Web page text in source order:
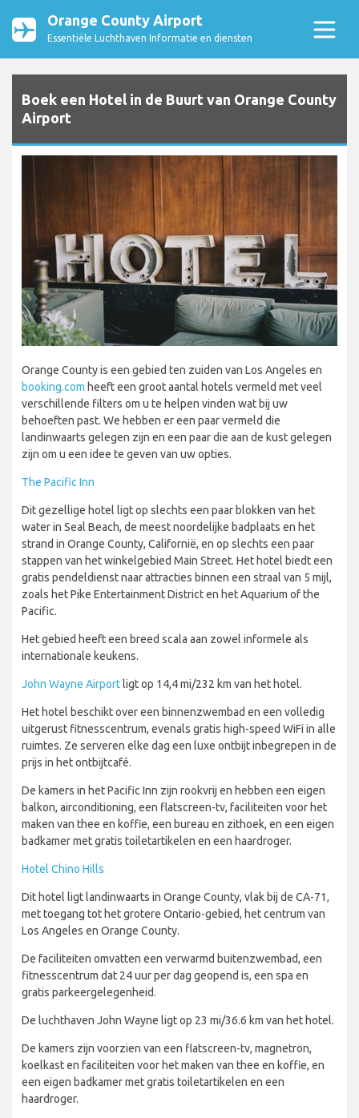
Orange County Airport
Essentiële Luchthaven Informatie en diensten
Boek een Hotel in de Buurt van Orange County
Airport
Orange County is een gebied ten zuiden van Los Angeles en
booking.com heeft een groot aantal hotels vermeld met veel
verschillende filters om u te helpen vinden wat bij uw
behoeften past. We hebben er een paar vermeld die
landinwaarts gelegen zijn en een paar die aan de kust gelegen
zijn om u een idee te geven van uw opties.
The Pacific Inn
Dit gezellige hotel ligt op slechts een paar blokken van het
water in Seal Beach, de meest noordelijke badplaats en het
strand in Orange County, Californië, en op slechts een paar
stappen van het winkelgebied Main Street. Het hotel biedt een
gratis pendeldienst naar attracties binnen een straal van 5 mijl,
zoals het Pike Entertainment District en het Aquarium of the
Pacific.
Het gebied heeft een breed scala aan zowel informele als
internationale keukens.
John Wayne Airport ligt op 14,4 mi/232 km van het hotel.
Het hotel beschikt over een binnenzwembad en een volledig
uitgerust fitnesscentrum, evenals gratis high-speed WiFi in alle
ruimtes. Ze serveren elke dag een luxe ontbijt inbegrepen in de
prijs in het ontbijtcafé.
De kamers in het Pacific Inn zijn rookvrij en hebben een eigen
balkon, airconditioning, een flatscreen-tv, faciliteiten voor het
maken van thee en koffie, een bureau en zithoek, en een eigen
badkamer met gratis toiletartikelen en een haardroger.
Hotel Chino Hills
Dit hotel ligt landinwaarts in Orange County, vlak bij de CA-71,
met toegang tot het grotere Ontario-gebied, het centrum van
Los Angeles en Orange County.
De faciliteiten omvatten een verwarmd buitenzwembad, een
fitnesscentrum dat 24 uur per dag geopend is, een spa en
gratis parkeergelegenheid.
De luchthaven John Wayne ligt op 23 mi/36.6 km van het hotel.
De kamers zijn voorzien van een flatscreen-tv, magnetron,
koelkast en faciliteiten voor het maken van thee en koffie, en
een eigen badkamer met gratis toiletartikelen en een
haardroger.